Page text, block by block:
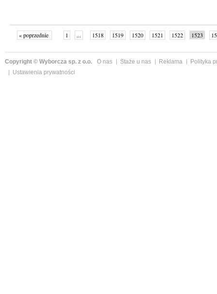
« poprzednie 1 ... 1518 1519 1520 1521 1522 1523
Copyright © Wyborcza sp. z o.o. O nas Staże u nas Reklama
Polityka
Ustawienia prywatności